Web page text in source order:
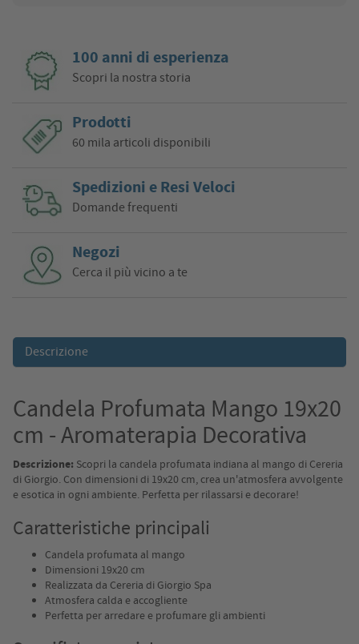
100 anni di esperienza
Scopri la nostra storia
Prodotti
60 mila articoli disponibili
Spedizioni e Resi Veloci
Domande frequenti
Negozi
Cerca il più vicino a te
Descrizione
Candela Profumata Mango 19x20
cm - Aromaterapia Decorativa
Descrizione: Scopri la candela profumata indiana al mango di Cereria
di Giorgio. Con dimensioni di 19x20 cm, crea un'atmosfera avvolgente
e esotica in ogni ambiente. Perfetta per rilassarsi e decorare!
Caratteristiche principali
Candela profumata al mango
Dimensioni 19x20 cm
Realizzata da Cereria di Giorgio Spa
Atmosfera calda e accogliente
Perfetta per arredare e profumare gli ambienti